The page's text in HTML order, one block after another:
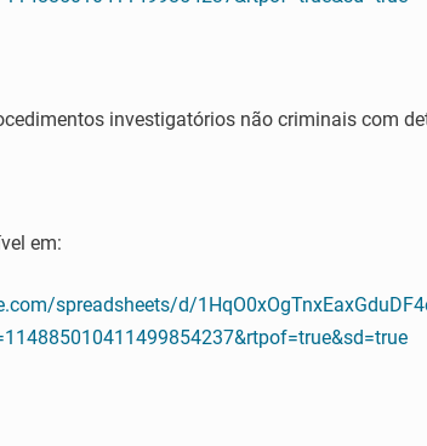
investigatórios não criminais com
em:
spreadsheets/d/